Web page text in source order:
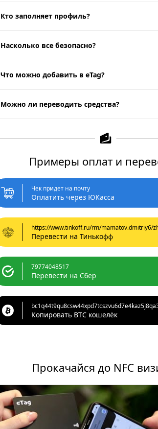
Кто заполняет профиль?
Насколько все безопасно?
Что можно добавить в eTag?
Можно ли переводить средства?
Примеры оплат и
Чек придет на почту
Оплатить через ЮКасса
https://www.tinkoff.ru/rm/mamatov.dmitriy6/
Перевести на Тинькофф
79774048517
Перевести на Сбер
Копировать BTC кошелёк
Прокачайся до NFC